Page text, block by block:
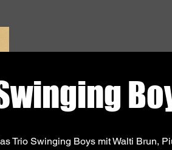
Trio Swinging Boys mit Walti Brun,